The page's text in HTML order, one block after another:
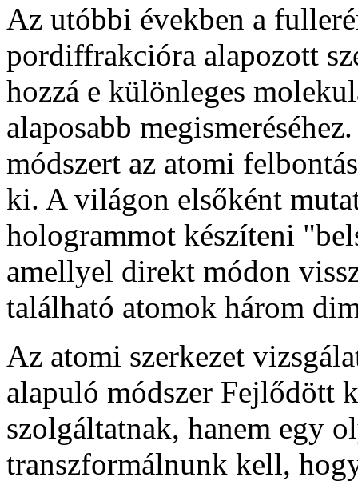
Az utóbbi években a
pordiffrakcióra alapozott
hozzá e különleges
alaposabb
módszert az atomi
ki. A világon elsőként
hologrammot készíteni
amellyel direkt módon
található atomok három
Az atomi szerkezet
alapuló módszer Fejlődött
szolgáltatnak, hanem egy
transzformálnunk kell,